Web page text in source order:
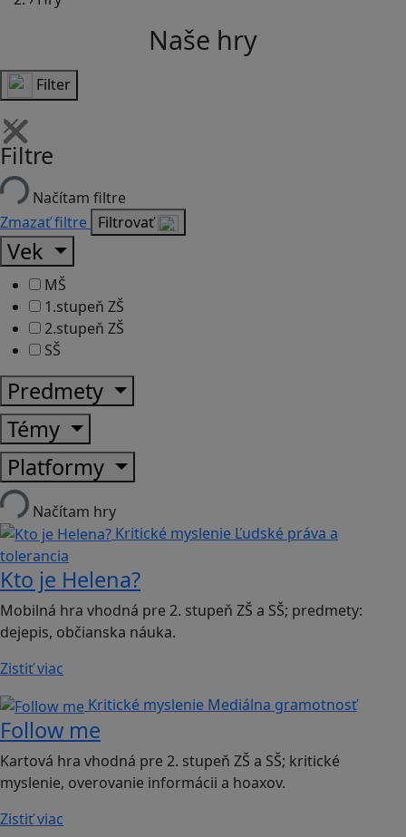
Naše hry
Filter
Filtre
Načítam filtre
Zmazať filtre Filtrovať
Vek
MŠ
1.stupeň ZŠ
2.stupeň ZŠ
SŠ
Predmety
Témy
Platformy
Načítam hry
Kritické myslenie Ľudské práva a
tolerancia
Kto je Helena?
Mobilná hra vhodná pre 2. stupeň ZŠ a SŠ; predmety:
dejepis, občianska náuka.
Zistiť viac
Kritické myslenie Mediálna gramotnosť
Follow me
Kartová hra vhodná pre 2. stupeň ZŠ a SŠ; kritické
myslenie, overovanie informácii a hoaxov.
Zistiť viac